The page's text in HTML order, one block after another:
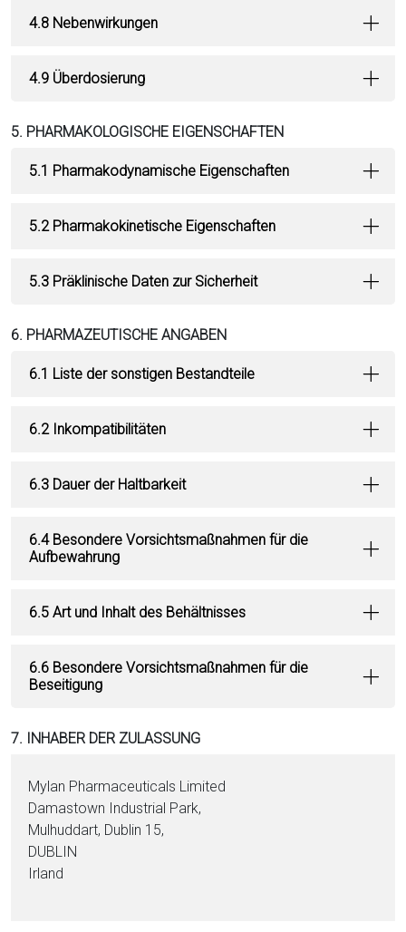
4.8 Nebenwirkungen
4.9 Überdosierung
5. PHARMAKOLOGISCHE EIGENSCHAFTEN
5.1 Pharmakodynamische Eigenschaften
5.2 Pharmakokinetische Eigenschaften
5.3 Präklinische Daten zur Sicherheit
6. PHARMAZEUTISCHE ANGABEN
6.1 Liste der sonstigen Bestandteile
6.2 Inkompatibilitäten
6.3 Dauer der Haltbarkeit
6.4 Besondere Vorsichtsmaßnahmen für die
Aufbewahrung
6.5 Art und Inhalt des Behältnisses
6.6 Besondere Vorsichtsmaßnahmen für die
Beseitigung
7. INHABER DER ZULASSUNG
Mylan Pharmaceuticals Limited
Damastown Industrial Park,
Mulhuddart, Dublin 15,
DUBLIN
Irland